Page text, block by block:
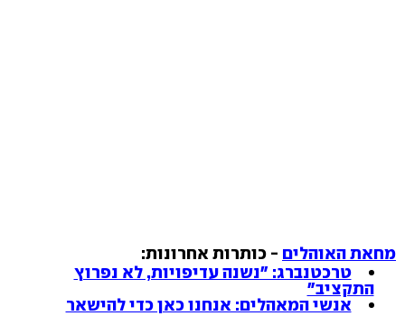
מחאת האוהלים - כותרות אחרונות:
טרכטנברג: "נשנה עדיפויות, לא נפרוץ
התקציב"
אנשי המאהלים: אנחנו כאן כדי להישאר